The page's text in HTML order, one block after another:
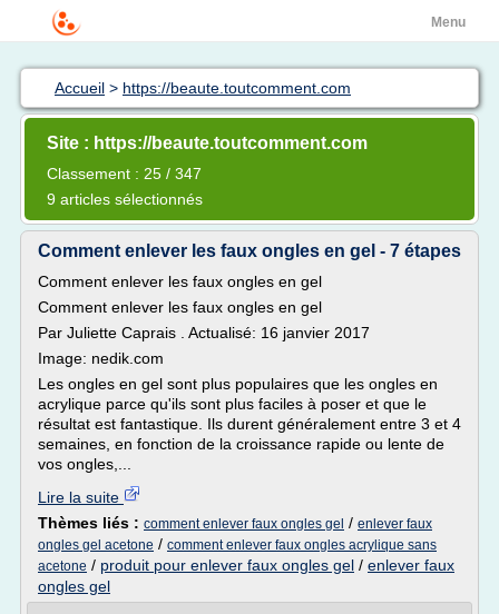
Menu
Accueil > https://beaute.toutcomment.com
Site : https://beaute.toutcomment.com
Classement : 25 / 347
9 articles sélectionnés
Comment enlever les faux ongles en gel - 7 étapes
Comment enlever les faux ongles en gel
Comment enlever les faux ongles en gel
Par Juliette Caprais . Actualisé: 16 janvier 2017
Image: nedik.com
Les ongles en gel sont plus populaires que les ongles en
acrylique parce qu'ils sont plus faciles à poser et que le
résultat est fantastique. Ils durent généralement entre 3 et 4
semaines, en fonction de la croissance rapide ou lente de
vos ongles,...
Lire la suite
Thèmes liés : comment enlever faux ongles gel / enlever faux
ongles gel acetone / comment enlever faux ongles acrylique sans
acetone / produit pour enlever faux ongles gel / enlever faux
ongles gel